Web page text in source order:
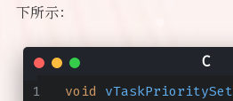
下所示：
void vTaskPrioritySet